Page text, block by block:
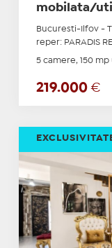
mobilata/
Bucuresti-Ilfov -
reper: PARADIS
5 camere, 150 mp
219.000 €